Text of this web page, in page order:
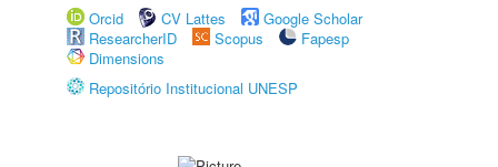
Orcid
CV Lattes
Google Scholar
ResearcherID
Scopus
Fapesp
Dimensions
Repositório Institucional UNESP